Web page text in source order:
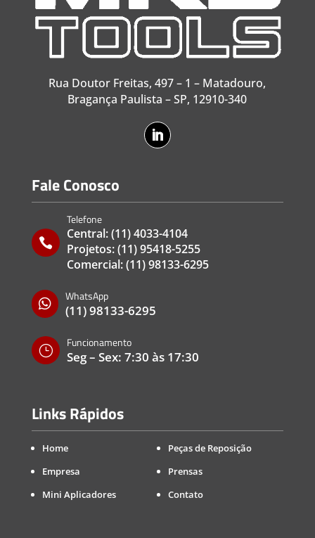
Rua Doutor Freitas, 497 – 1 – Matadouro,
Bragança Paulista – SP, 12910-340
Fale Conosco

Telefone
Central:(11) 4033-4104
Projetos:(11) 95418-5255
Comercial:(11) 98133-6295

WhatsApp
(11) 98133-6295
}
Funcionamento
Seg – Sex: 7:30 às 17:30
Links Rápidos
Home
Empresa
Mini Aplicadores
Peças de Reposição
Prensas
Contato